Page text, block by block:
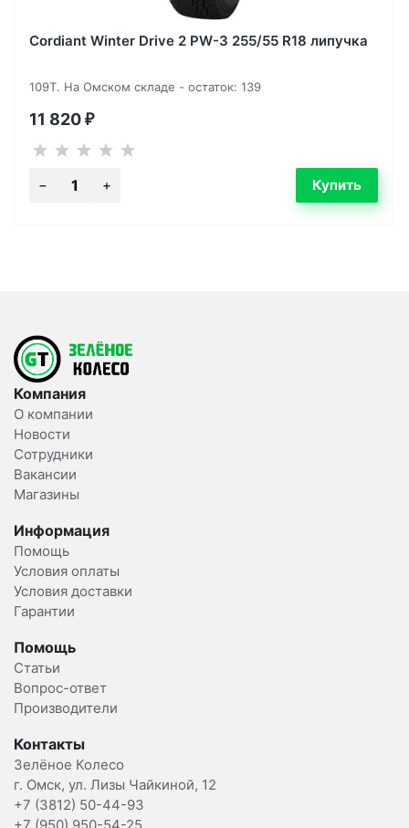
Cordiant Winter Drive 2 PW-3 255/55 R18 липучка
109T. На Омском складе - остаток: 139
11 820 ₽
Компания
О компании
Новости
Сотрудники
Вакансии
Магазины
Информация
Помощь
Условия оплаты
Условия доставки
Гарантии
Помощь
Статьи
Вопрос-ответ
Производители
Контакты
Зелёное Колесо
г. Омск, ул. Лизы Чайкиной, 12
+7 (3812) 50-44-93